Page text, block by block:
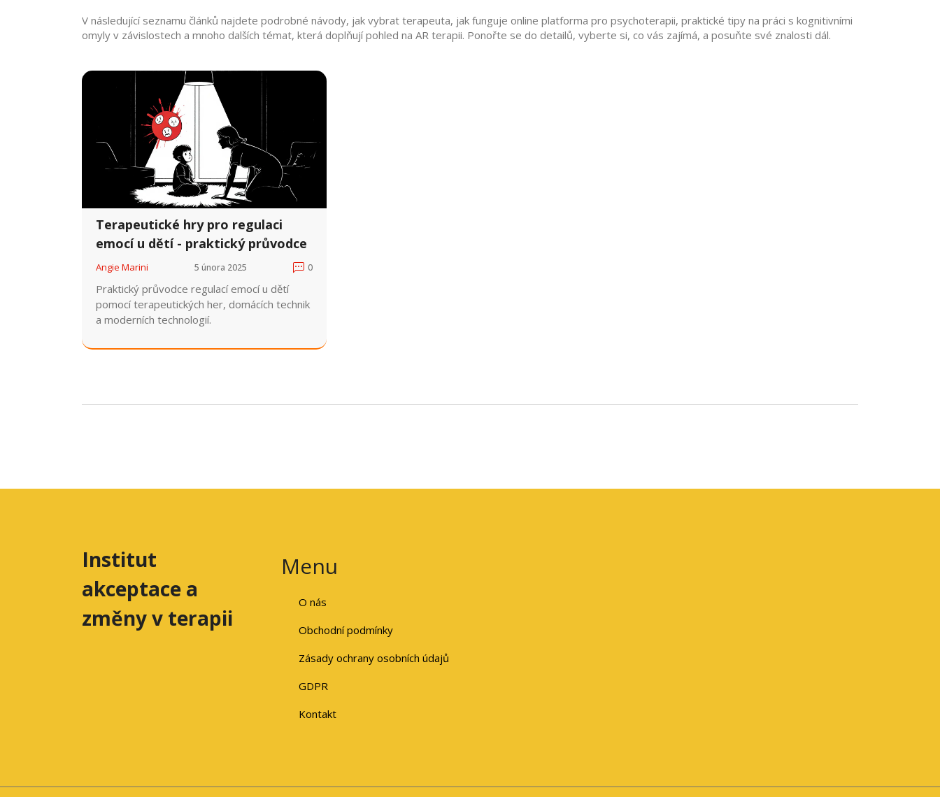
V následující seznamu článků najdete podrobné návody, jak vybrat terapeuta, jak funguje online platforma pro psychoterapii, praktické tipy na práci s kognitivními
omyly v závislostech a mnoho dalších témat, která doplňují pohled na AR terapii. Ponořte se do detailů, vyberte si, co vás zajímá, a posuňte své znalosti dál.
Terapeutické hry pro regulaci
emocí u dětí - praktický průvodce
Angie Marini 5 února 2025 0
Praktický průvodce regulací emocí u dětí
pomocí terapeutických her, domácích technik
a moderních technologií.
Institut
akceptace a
změny v terapii
Menu
O nás
Obchodní podmínky
Zásady ochrany osobních údajů
GDPR
Kontakt